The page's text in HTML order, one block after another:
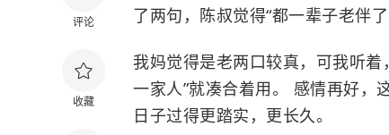
评论
收藏
了两句，陈叔觉得“都一辈子老伴
我妈觉得是老两口较真，可我听
一家人”就凑合着用。 感情再好，
日子过得更踏实，更长久。